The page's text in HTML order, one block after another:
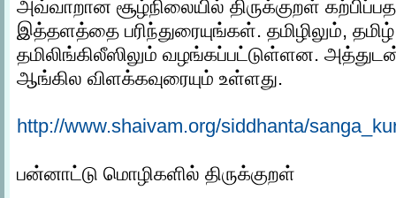
அவ்வாறான சூழ்நிலையில் திருக்குறள்
இத்தளத்தை பரிந்துரையுங்கள். தமிழிலும்,
தமிலிங்கிலீஸிலும் வழங்கப்பட்டுள்ளன.
ஆங்கில விளக்கவுரையும் உள்ளது.
http://www.shaivam.org/siddhanta/
பன்னாட்டு மொழிகளில் திருக்குறள்